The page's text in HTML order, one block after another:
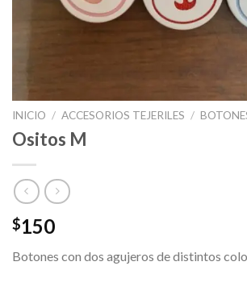
INICIO / ACCESORIOS TEJERILES /
Ositos M
$150
Botones con dos agujeros de distintos